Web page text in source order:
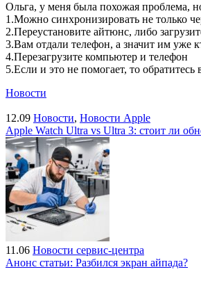
Ольга, у меня была похожая проблема,
1.Можно синхронизировать не только
2.Переустановите айтюнс, либо
3.Вам отдали телефон, а значит им уже
4.Перезагрузите компьютер и телефон
5.Если и это не помогает, то обратитесь
Новости
12.09 Новости, Новости Apple
Apple Watch Ultra vs Ultra 3: стоит ли
11.06 Новости сервис-центра
Анонс статьи: Разбился экран айпада?